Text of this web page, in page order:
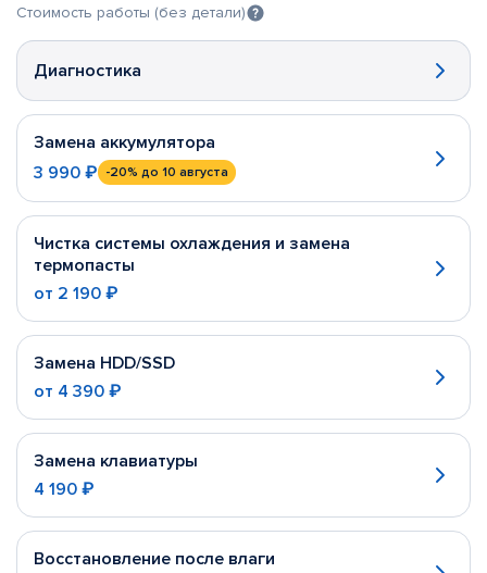
Стоимость работы (без детали)
Диагностика
Замена аккумулятора
3 990 ₽ -20% до 10 августа
Чистка системы охлаждения и замена
термопасты
от 2 190 ₽
Замена HDD/SSD
от 4 390 ₽
Замена клавиатуры
4 190 ₽
Восстановление после влаги